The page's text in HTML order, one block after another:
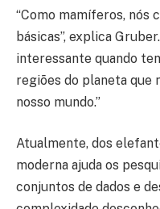
“Como mamíferos, nós
básicas”, explica
interessante quando
regiões do planeta que
nosso mundo.”
Atualmente, dos
moderna ajuda os
conjuntos de dados e